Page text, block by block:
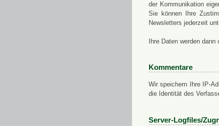
der Kommunikation
Sie können Ihre
Newsletters jederzeit
Ihre Daten werden
Kommentare
Wir speichern Ihre IP-
die Identität des
Server-Logfiles/